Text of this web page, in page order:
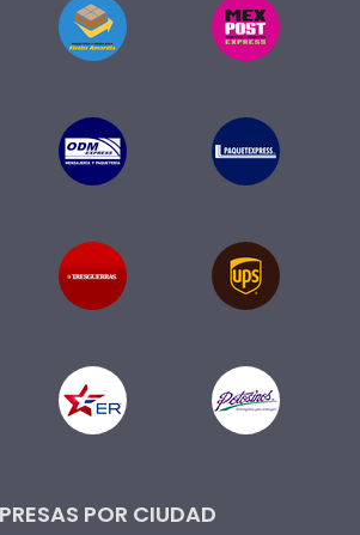
POR CIUDAD